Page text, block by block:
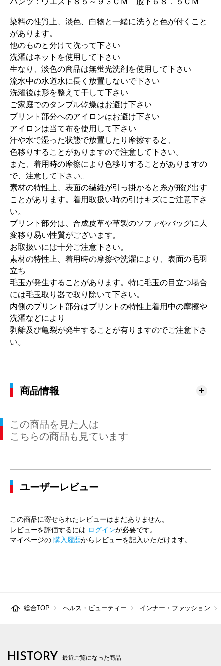
パンツ：ウエスト８５～９３ＣＭ 股下６８．５ＣＭ
染料の性質上、淡色、白物と一緒に洗うと色が付くこと
があります。
他のものと分けて洗って下さい
洗濯はネットを使用して下さい
生なり、淡色の商品は無蛍光洗剤を使用して下さい
流水中の水道水に長く放置しないで下さい
洗濯後は形を整えて干して下さい
ご家庭でのタンブル乾燥はお避け下さい
プリント部分へのアイロンはお避け下さい
アイロンは当て布を使用して下さい
汗や水で湿った状態で放置したり摩擦すると、
色移りすることがありますので注意して下さい。
また、着用時の摩擦により色移りすることがありますの
で、注意して下さい。
素材の特性上、表面の繊維が引っ掛かると糸が飛び出す
ことがあります。着用取扱い時の引けキズにご注意下さ
い。
プリント部分は、合成皮革や革製のソファやバッグに大
変移り易い性質がございます。
お取扱いには十分ご注意下さい。
素材の特性上、着用時の摩擦や洗濯により、表面の毛羽
立ち
毛玉が発生することがあります。特に毛玉の目立つ場合
には毛玉取り器で取り除いて下さい。
内側のプリント部分はプリントの特性上着用中の摩擦や
洗濯などにより
剥離及び亀裂が発生することが有りますのでご注意下さ
い。
商品情報
この商品を見た人は
こちらの商品も見ています
ユーザーレビュー
この商品に寄せられたレビューはまだありません。
レビューを評価するには ログインが必要です。
マイページの 購入履歴からレビューを記入いただけます。
総合TOP ヘルス・ビューティー インナー・ファッション
HISTORY 最近ご覧になった商品